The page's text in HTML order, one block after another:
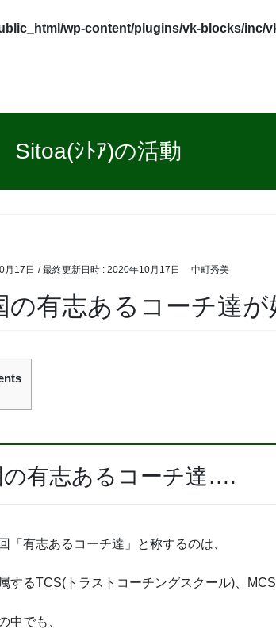
wp-content/plugins/vk-blocks/inc/
Sitoa(ｼﾄｱ)の活動
月17日 / 最終更新日時 : 2020年10月17日 中町秀美
の有志あるコーチ達
の有志あるコーチ達….
「有志あるコーチ達」と称するのは、
するTCS(トラストコーチングスクール)、
中でも、